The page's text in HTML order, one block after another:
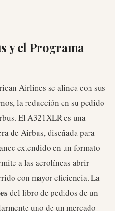
y el Programa
Airlines se alinea con sus
la reducción en su pedido
El A321XLR es una
de Airbus, diseñada para
extendido en un formato
a las aerolíneas abrir
con mayor eficiencia. La
del libro de pedidos de un
uno de un mercado